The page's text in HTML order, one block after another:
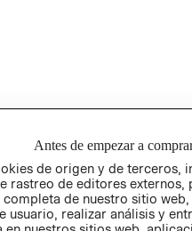
Antes de empezar a
de origen y de terceros,
rastreo de editores externos,
de nuestro sitio
usuario, realizar análisis y